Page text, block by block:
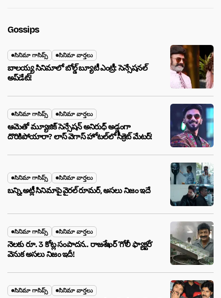
Gossips
సినిమా గాసిప్స్ సినిమా వార్తలు
బాలయ్య సినిమాలో బోల్డ్ బ్యూటీ ఎంట్రీ: సెన్సేషనల్
అప్‌డేట్!
సినిమా గాసిప్స్ సినిమా వార్తలు
ఆమెతో మ్యూజిక్ సెన్సేషన్ అనిరుధ్ అడ్డంగా
దొరికిపోయారా? లాస్ వెగాస్ హోటల్‌లో సీక్రెట్ మేటర్!
సినిమా గాసిప్స్ సినిమా వార్తలు
బన్ని,అట్లీ సినిమాపై వైరల్ రూమర్, అసలు నిజం ఇదే
సినిమా గాసిప్స్ సినిమా వార్తలు
నెలకు రూ. 3 కోట్ల సంపాదన.. రాజశేఖర్ ‘గోలీ ఫ్యాక్టరీ’
వెనుక అసలు నిజం ఇదీ!
సినిమా గాసిప్స్ సినిమా వార్తలు